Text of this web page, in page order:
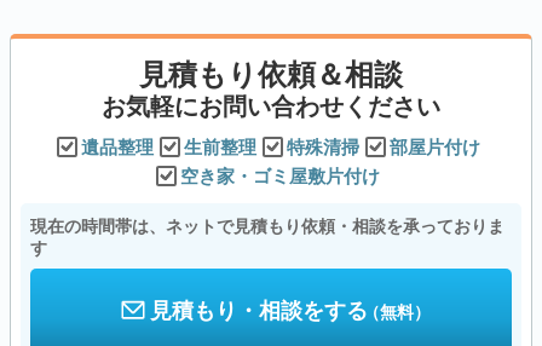
見積もり依頼＆相談
お気軽にお問い合わせください
遺品整理 生前整理 特殊清掃
部屋片付け
空き家・ゴミ屋敷片付け
現在の時間帯は、ネットで見積もり依頼・相談を承っておりま
す
見積もり・相談をする（無料）